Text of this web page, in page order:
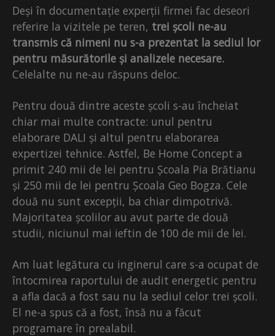
Deși în documentație experții firmei fac deseori
referire la vizitele pe teren, trei școli ne-au
transmis că nimeni nu s-a prezentat la sediul lor
pentru măsurătorile și analizele necesare.
Celelalte nu ne-au răspuns deloc.
Pentru două dintre aceste școli s-au încheiat
chiar mai multe contracte: unul pentru
elaborare DALI și altul pentru elaborarea
expertizei tehnice. Astfel, Be Home Concept a
primit 240 mii de lei pentru Școala Pia Brătianu
și 250 mii de lei pentru Școala Geo Bogza. Cele
două nu sunt excepții, ba chiar dimpotrivă.
Majoritatea școlilor au avut parte de două
studii, niciunul mai ieftin de 100 de mii de lei.
Am luat legătura cu inginerul care s-a ocupat de
întocmirea raportului de audit energetic pentru
a afla dacă a fost sau nu la sediul celor trei școli.
El ne-a spus că a fost, însă nu a făcut
programare în prealabil.